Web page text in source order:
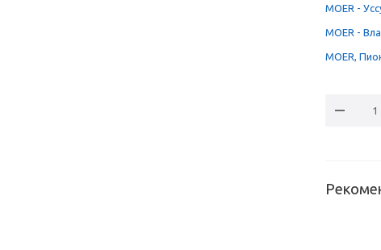
MOER -
MOER -
MOER,